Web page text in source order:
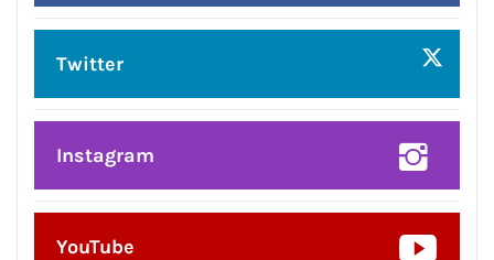
Twitter
Instagram
YouTube